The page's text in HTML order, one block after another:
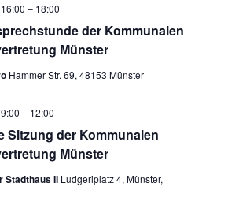
der Kommunalen
Münster
– 18:00
Hammer Str. 69, 48153 Münster
Sitzung der Kommunalen
Münster
– 12:00
Stadthaus II Ludgeriplatz 4, Münster,